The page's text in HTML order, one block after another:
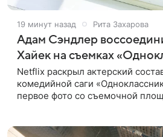
19 минут назад Рита Захарова
Адам Сэндлер
Хайек на съемках
Netflix раскрыл актерский
комедийной саги
первое фото со съемочной